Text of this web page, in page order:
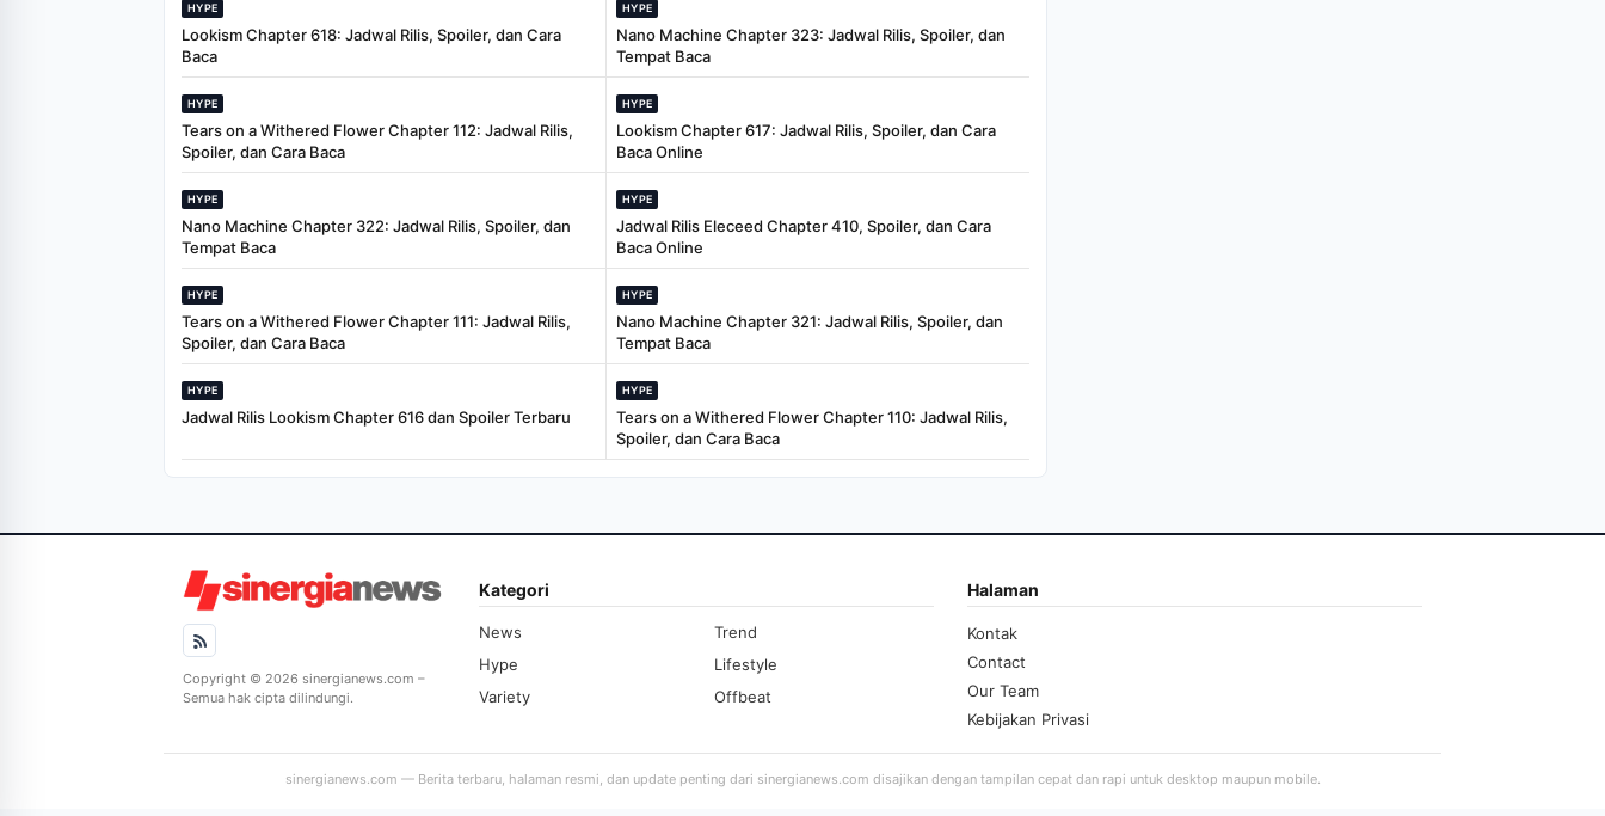
HYPE
Lookism Chapter 618: Jadwal Rilis, Spoiler, dan Cara
Baca
HYPE
Nano Machine Chapter 323: Jadwal Rilis, Spoiler, dan
Tempat Baca
HYPE
Tears on a Withered Flower Chapter 112: Jadwal Rilis,
Spoiler, dan Cara Baca
HYPE
Lookism Chapter 617: Jadwal Rilis, Spoiler, dan Cara
Baca Online
HYPE
Nano Machine Chapter 322: Jadwal Rilis, Spoiler, dan
Tempat Baca
HYPE
Jadwal Rilis Eleceed Chapter 410, Spoiler, dan Cara
Baca Online
HYPE
Tears on a Withered Flower Chapter 111: Jadwal Rilis,
Spoiler, dan Cara Baca
HYPE
Nano Machine Chapter 321: Jadwal Rilis, Spoiler, dan
Tempat Baca
HYPE
Jadwal Rilis Lookism Chapter 616 dan Spoiler Terbaru
HYPE
Tears on a Withered Flower Chapter 110: Jadwal Rilis,
Spoiler, dan Cara Baca
Copyright © 2026 sinergianews.com –
Semua hak cipta dilindungi.
Kategori
News
Trend
Hype
Lifestyle
Variety
Offbeat
Halaman
Kontak
Contact
Our Team
Kebijakan Privasi
sinergianews.com — Berita terbaru, halaman resmi, dan update penting dari sinergianews.com disajikan dengan tampilan cepat dan rapi untuk desktop maupun mobile.